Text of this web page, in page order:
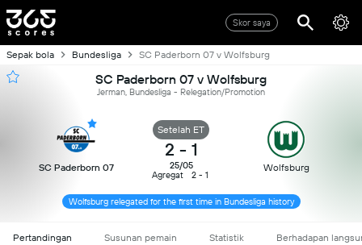
Skor saya
Sepak bola Bundesliga SC Paderborn 07 v Wolfsburg
SC Paderborn 07 v Wolfsburg
Jerman, Bundesliga - Relegation/Promotion
SC Paderborn 07
Setelah ET
2 - 1
25/05
Agregat
2 - 1
Wolfsburg
Wolfsburg relegated for the first time in Bundesliga history
Pertandingan Susunan pemain Statistik Berhadapan